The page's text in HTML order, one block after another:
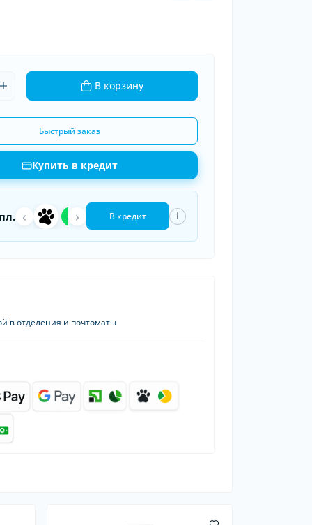
устройства
В корзину
Быстрый заказ
Купить в кредит
‹ a П
› В кредит i
в отделения и почтоматы